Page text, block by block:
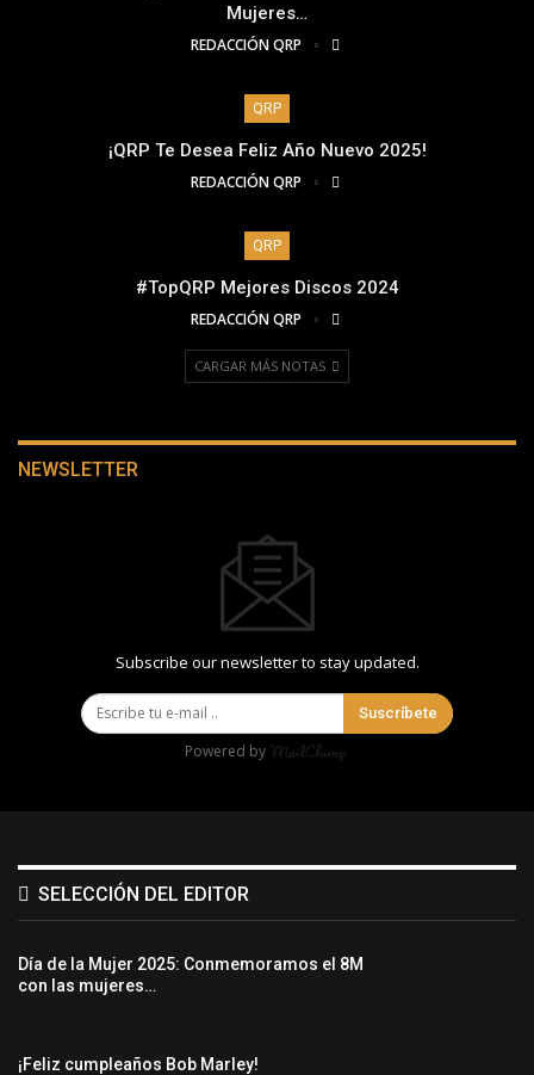
Mujeres…
REDACCIÓN QRP
QRP
¡QRP Te Desea Feliz Año Nuevo 2025!
REDACCIÓN QRP
QRP
#TopQRP Mejores Discos 2024
REDACCIÓN QRP
CARGAR MÁS NOTAS
NEWSLETTER
Subscribe our newsletter to stay updated.
Suscríbete
Powered by
SELECCIÓN DEL EDITOR
Día de la Mujer 2025: Conmemoramos el 8M
con las mujeres…
¡Feliz cumpleaños Bob Marley!